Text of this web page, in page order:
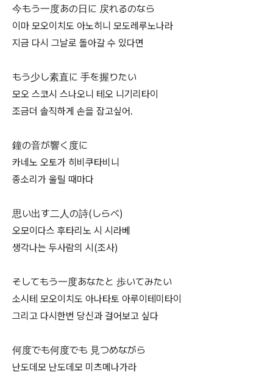
今もう一度あの日に 戻れるのなら
이마 모오이치도 아노히니 모도레루노나라
지금 다시 그날로 돌아갈 수 있다면
もう少し素直に 手を握りたい
모오 스코시 스나오니 테오 니기리타이
조금더 솔직하게 손을 잡고싶어.
鐘の音が響く度に
카네노 오토가 히비쿠타비니
종소리가 울릴 때마다
思い出す二人の詩(しらべ)
오모이다스 후타리노 시 시라베
생각나는 두사람의 시(조사)
そしてもう一度あなたと 歩いてみたい
소시테 모오이치도 아나타토 아루이테미타이
그리고 다시한번 당신과 걸어보고 싶다
何度でも何度でも 見つめながら
난도데모 난도데모 미츠메나가라